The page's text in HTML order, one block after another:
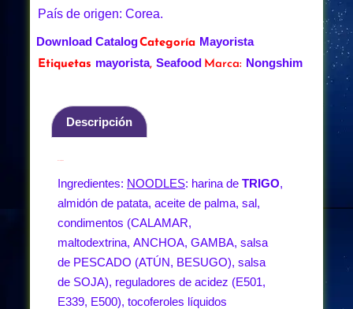
País de origen: Corea.
Download CatalogCategoría Mayorista
Etiquetas mayorista, Seafood Marca: Nongshim
Descripción
Ingredientes: NOODLES: harina de TRIGO,
almidón de patata, aceite de palma, sal,
condimentos (CALAMAR,
maltodextrina, ANCHOA, GAMBA, salsa
de PESCADO (ATÚN, BESUGO), salsa
de SOJA), reguladores de acidez (E501,
E339, E500), tocoferoles líquidos